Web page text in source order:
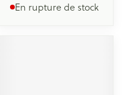
En rupture de stock